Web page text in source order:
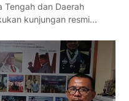
Tengah dan Daerah
kunjungan resmi…